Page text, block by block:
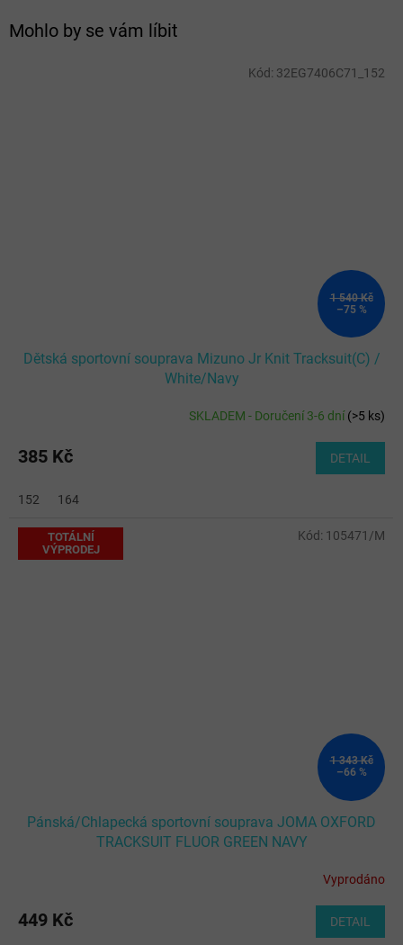
Mohlo by se vám líbit
1 540 Kč
–75 %
Dětská sportovní souprava Mizuno Jr Knit Tracksuit(C) /
White/Navy
SKLADEM - Doručení 3-6 dní(>5 ks)
385 Kč DETAIL
152 164
Kód: 32EG7406C71_152
TOTÁLNÍ
VÝPRODEJ
1 343 Kč
–66 %
Pánská/Chlapecká sportovní souprava JOMA OXFORD
TRACKSUIT FLUOR GREEN NAVY
Vyprodáno
449 Kč DETAIL
Kód: 105471/M